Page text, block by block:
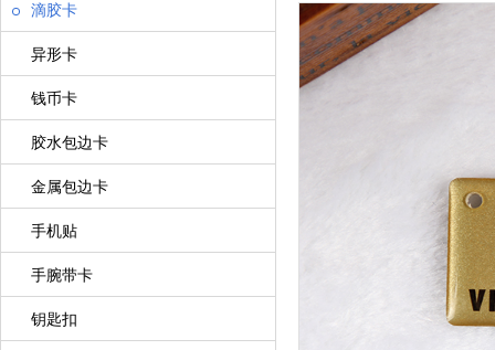
滴胶卡
异形卡
钱币卡
胶水包边卡
金属包边卡
手机贴
手腕带卡
钥匙扣